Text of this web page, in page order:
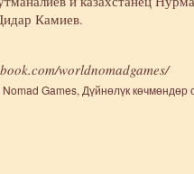
Камиев.
worldnomadgames/
Games, Дүйнөлүк